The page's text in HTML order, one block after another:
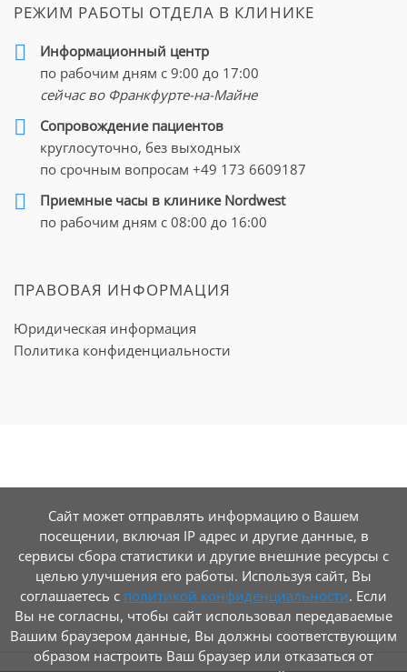
РЕЖИМ РАБОТЫ ОТДЕЛА В КЛИНИКЕ
Информационный центр
по рабочим дням с 9:00 до 17:00
сейчас во Франкфурте-на-Майне
Cопровождение пациентов
круглосуточно, без выходных
по срочным вопросам +49 173 6609187
Приемные часы в клинике Nordwest
по рабочим дням с 08:00 до 16:00
ПРАВОВАЯ ИНФОРМАЦИЯ
Юридическая информация
Политика конфиденциальности
Сайт может отправлять информацию о Вашем
посещении, включая IP адрес и другие данные, в
сервисы сбора статистики и другие внешние ресурсы с
целью улучшения его работы. Используя сайт, Вы
соглашаетесь с политикой конфиденциальности. Если
Вы не согласны, чтобы сайт использовал передаваемые
Вашим браузером данные, Вы должны соответствующим
образом настроить Ваш браузер или отказаться от